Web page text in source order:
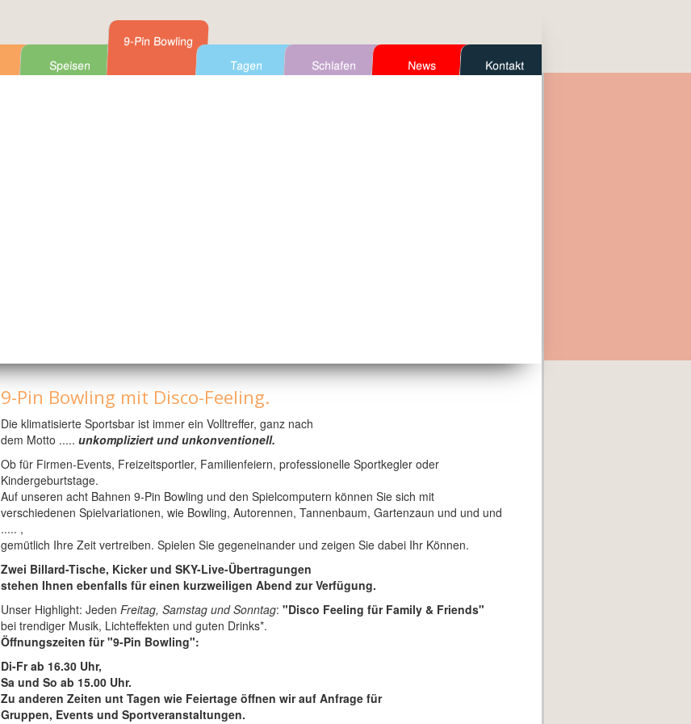
Speisen
9-Pin Bowling
Tagen
Schlafen News Kontakt
9-Pin Bowling mit Disco-Feeling.
Die klimatisierte Sportsbar ist immer ein Volltreffer, ganz nach
dem Motto ..... unkompliziert und unkonventionell.
Ob für Firmen-Events, Freizeitsportler, Familienfeiern, professionelle Sportkegler oder
Kindergeburtstage.
Auf unseren acht Bahnen 9-Pin Bowling und den Spielcomputern können Sie sich mit
verschiedenen Spielvariationen, wie Bowling, Autorennen, Tannenbaum, Gartenzaun und und und
..... ,
gemütlich Ihre Zeit vertreiben. Spielen Sie gegeneinander und zeigen Sie dabei Ihr Können.
Zwei Billard-Tische, Kicker und SKY-Live-Übertragungen
stehen Ihnen ebenfalls für einen kurzweiligen Abend zur Verfügung.
Unser Highlight: Jeden Freitag, Samstag und Sonntag: "Disco Feeling für Family & Friends"
bei trendiger Musik, Lichteffekten und guten Drinks*.
Öffnungszeiten für "9-Pin Bowling":
Di-Fr ab 16.30 Uhr,
Sa und So ab 15.00 Uhr.
Zu anderen Zeiten unt Tagen wie Feiertage öffnen wir auf Anfrage für
Gruppen, Events und Sportveranstaltungen.